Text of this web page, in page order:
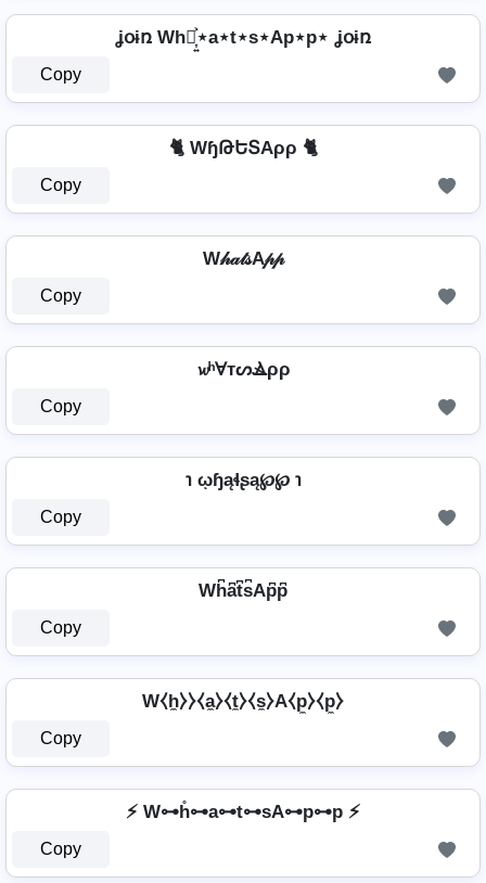
ʝօɨռ Wh⋆͎͍͐⋆a⋆t⋆s⋆Ap⋆p⋆ ʝօɨռ
Copy
🐈 WɧԹԵՏAρρ 🐈
Copy
W𝒽𝒶𝓉𝓈A𝓅𝓅
Copy
𝔀ʰⱯтᔕⳚρρ
Copy
℩ ῳɧąɬʂą℘℘ ℩
Copy
Wh͆a͆t͆s͆Ap͆p͆
Copy
W⧼h̼⧽⧽⧼a̼⧽⧼t̼⧽⧼s̼⧽A⧼p̼⧽⧼p̼⧽
Copy
⚡ W⊶h̊⊶a⊶t⊶sA⊶p⊶p ⚡
Copy